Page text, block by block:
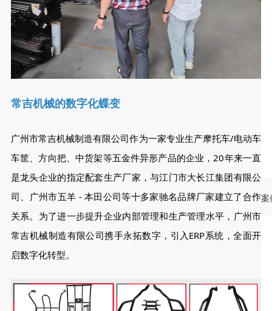
常吉机械的数字化蝶变
广州市常吉机械制造有限公司作为一家专业生产摩托车/电动车
车筐、方向把、中货架等五金件异形产品的企业，20年来一直
是龙头企业的指定配套生产厂家，与江门市大长江集团有限公
司、广州市五羊 - 本田公司等十多家驰名品牌厂家建立了合作
关系。为了进一步提升企业内部管理和生产管理水平，广州市
常吉机械制造有限公司携手永拓数字，引入ERP系统，全面开
启数字化转型。
案